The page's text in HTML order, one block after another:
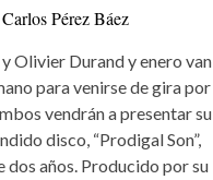
Carlos Pérez Báez
Olivier Durand y enero van
para venirse de gira por
vendrán a presentar su
disco, “Prodigal Son”,
dos años. Producido por su